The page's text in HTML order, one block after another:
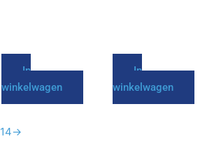
In
winkelwagen
In
winkelwagen
14→